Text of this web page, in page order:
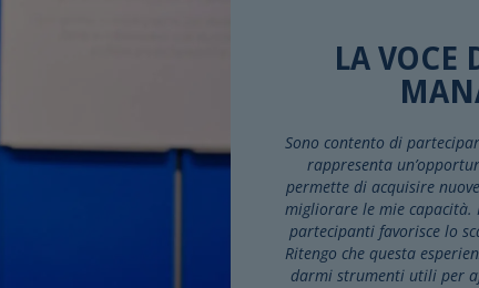
LA VOCE
Sono contento di
rappresenta
permette di acquisire
migliorare le mie
partecipanti favorisce lo
Ritengo che questa
darmi strumenti utili per